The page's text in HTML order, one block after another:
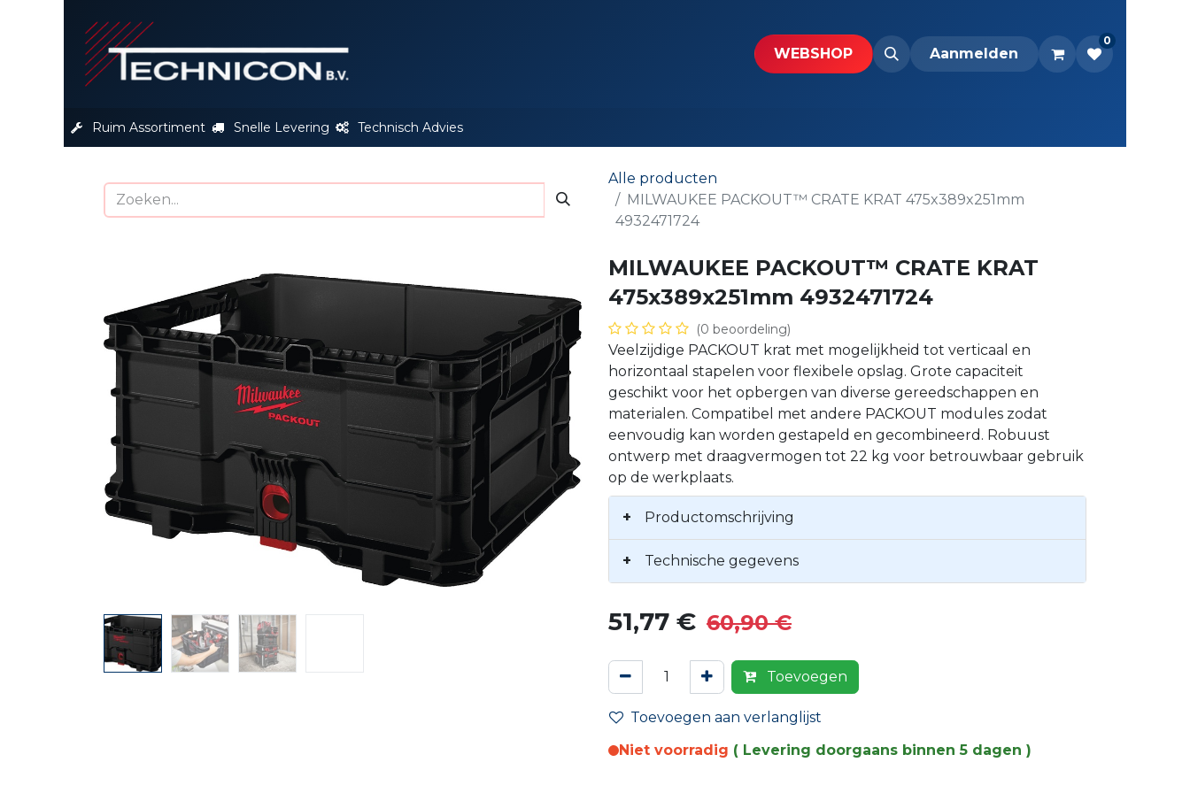
Contact Downloads
WEBS​H​​OP​​ Aanmelden
0
Ruim Assortiment Snelle Levering Technisch Advies
Alle producten
MILWAUKEE PACKOUT™ CRATE KRAT 475x389x251mm
4932471724
MILWAUKEE PACKOUT™ CRATE KRAT
475x389x251mm 4932471724
(0 beoordeling)
Veelzijdige PACKOUT krat met mogelijkheid tot verticaal en
horizontaal stapelen voor flexibele opslag. Grote capaciteit
geschikt voor het opbergen van diverse gereedschappen en
materialen. Compatibel met andere PACKOUT modules zodat
eenvoudig kan worden gestapeld en gecombineerd. Robuust
ontwerp met draagvermogen tot 22 kg voor betrouwbaar gebruik
op de werkplaats.
+ Productomschrijving
+ Technische gegevens
51,77 € 60,90€
Toevoegen
Toevoegen aan verlanglijst
Niet voorradig ( Levering doorgaans binnen 5 dagen )